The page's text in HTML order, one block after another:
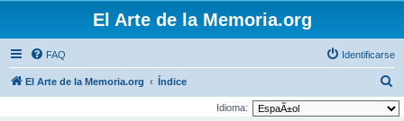
El Arte de la Memoria.org
FAQ Identificarse
El Arte de la Memoria.org Índice
u
Idioma: